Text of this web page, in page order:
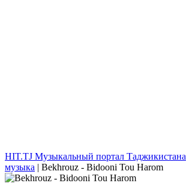
HIT.TJ Музыкальный портал Таджикистана
музыка | Bekhrouz - Bidooni Tou Harom